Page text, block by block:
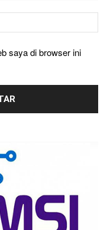
saya di browser ini